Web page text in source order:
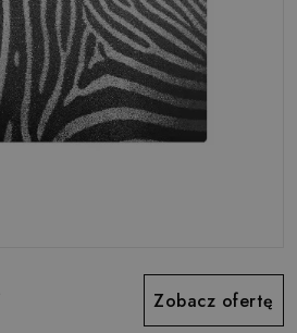
Zobacz ofertę